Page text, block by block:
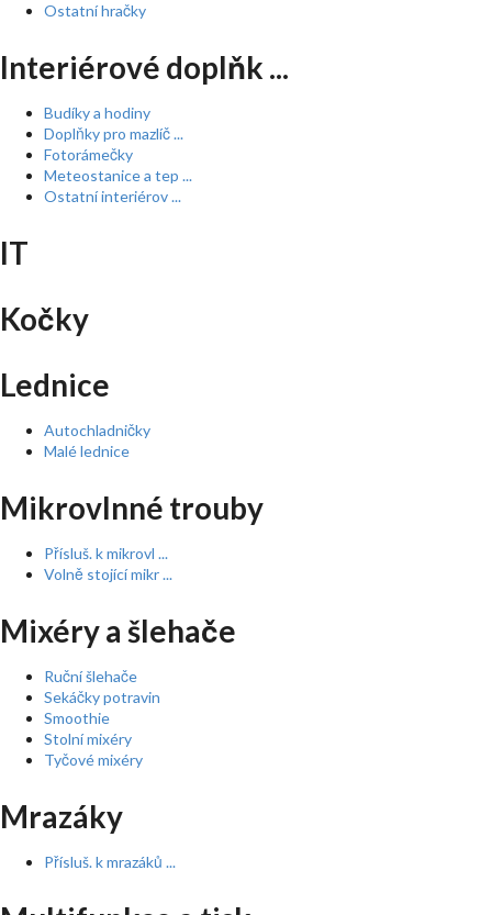
Ostatní hračky
Interiérové doplňk ...
Budíky a hodiny
Doplňky pro mazlíč ...
Fotorámečky
Meteostanice a tep ...
Ostatní interiérov ...
IT
Kočky
Lednice
Autochladničky
Malé lednice
Mikrovlnné trouby
Přísluš. k mikrovl ...
Volně stojící mikr ...
Mixéry a šlehače
Ruční šlehače
Sekáčky potravin
Smoothie
Stolní mixéry
Tyčové mixéry
Mrazáky
Přísluš. k mrazáků ...